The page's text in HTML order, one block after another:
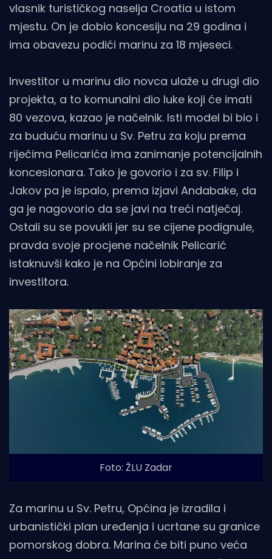
vlasnik turističkog naselja Croatia u istom
mjestu. On je dobio koncesiju na 29 godina i
ima obavezu podići marinu za 18 mjeseci.
Investitor u marinu dio novca ulaže u drugi dio
projekta, a to komunalni dio luke koji će imati
80 vezova, kazao je načelnik. Isti model bi bio i
za buduću marinu u Sv. Petru za koju prema
riječima Pelicarića ima zanimanje potencijalnih
koncesionara. Tako je govorio i za sv. Filip i
Jakov pa je ispalo, prema izjavi Andabake, da
ga je nagovorio da se javi na treći natječaj.
Ostali su se povukli jer su se cijene podignule,
pravda svoje procjene načelnik Pelicarić
istaknuvši kako je na Općini lobiranje za
investitora.
Foto: ŽLU Zadar
Za marinu u Sv. Petru, Općina je izradila i
urbanistički plan uređenja i ucrtane su granice
pomorskog dobra. Marina će biti puno veća